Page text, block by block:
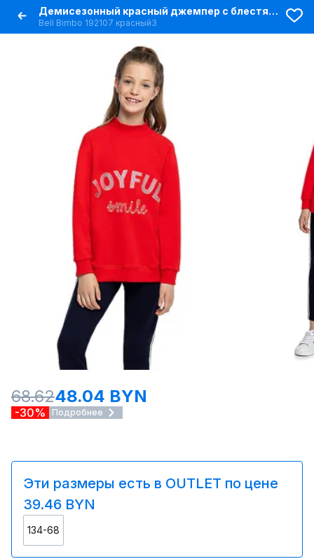
Демисезонный красный джемпер с блестящими надписями
Bell Bimbo 192107 красный3
68.6248.04 BYN
-30% Подробнее
Эти размеры есть в OUTLET по цене
39.46 BYN
134-68